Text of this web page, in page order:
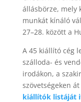
állásbörze, mely
munkát kínáló
27–28. között a
A 45 kiállító cég
szálloda- és
irodákon, a
szövetségeken
kiállítók listáját